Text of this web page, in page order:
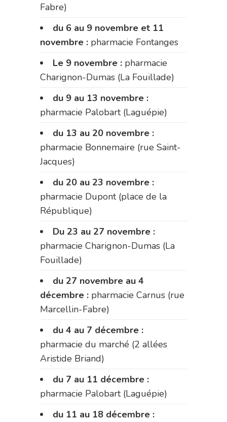
Fabre)
du 6 au 9 novembre et 11
novembre : pharmacie Fontanges
Le 9 novembre : pharmacie
Charignon-Dumas (La Fouillade)
du 9 au 13 novembre :
pharmacie Palobart (Laguépie)
du 13 au 20 novembre :
pharmacie Bonnemaire (rue Saint-
Jacques)
du 20 au 23 novembre :
pharmacie Dupont (place de la
République)
Du 23 au 27 novembre :
pharmacie Charignon-Dumas (La
Fouillade)
du 27 novembre au 4
décembre : pharmacie Carnus (rue
Marcellin-Fabre)
du 4 au 7 décembre :
pharmacie du marché (2 allées
Aristide Briand)
du 7 au 11 décembre :
pharmacie Palobart (Laguépie)
du 11 au 18 décembre :